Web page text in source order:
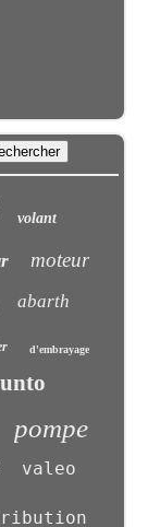
volant
moteur
abarth
d'embrayage
pompe
valeo